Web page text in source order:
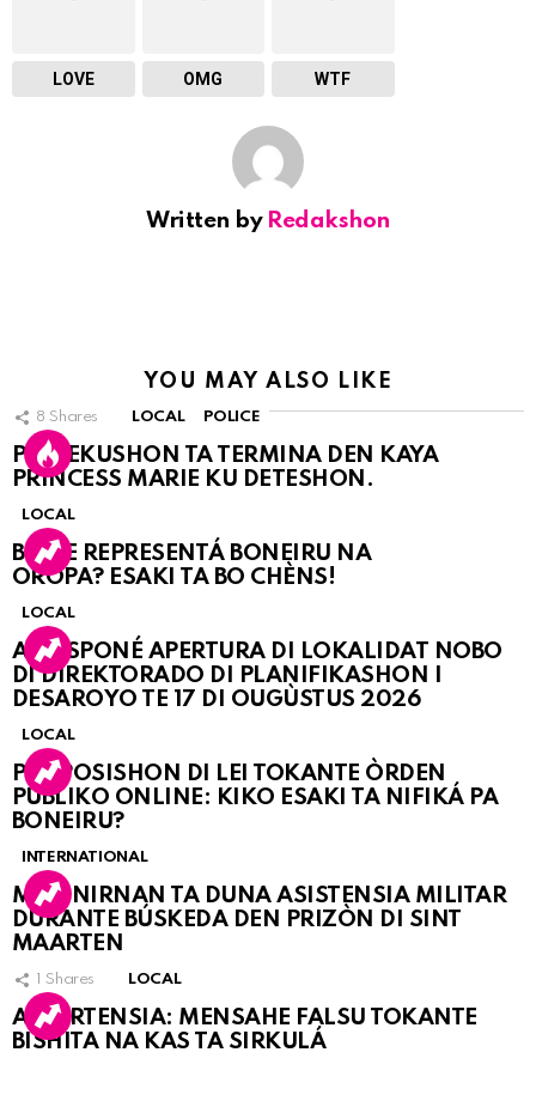
LOVE OMG WTF
Written by Redakshon
YOU MAY ALSO LIKE
8 Shares LOCAL POLICE
PERSEKUSHON TA TERMINA DEN KAYA
PRINCESS MARIE KU DETESHON.
LOCAL
BO KE REPRESENTÁ BONEIRU NA
OROPA? ESAKI TA BO CHÈNS!
LOCAL
A POSPONÉ APERTURA DI LOKALIDAT NOBO
DI DIREKTORADO DI PLANIFIKASHON I
DESAROYO TE 17 DI OUGÙSTUS 2026
LOCAL
PROPOSISHON DI LEI TOKANTE ÒRDEN
PÚBLIKO ONLINE: KIKO ESAKI TA NIFIKÁ PA
BONEIRU?
INTERNATIONAL
MARINIRNAN TA DUNA ASISTENSIA MILITAR
DURANTE BÚSKEDA DEN PRIZÒN DI SINT
MAARTEN
Shares LOCAL
ATVERTENSIA: MENSAHE FALSU TOKANTE
BISHITA NA KAS TA SIRKULÁ